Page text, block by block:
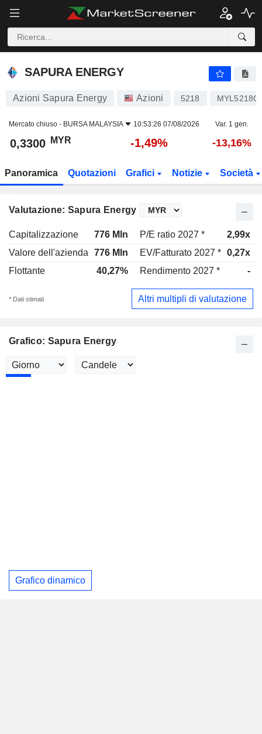
SAPURA ENERGY
SAPURA ENERGY
Azioni Sapura Energy Azioni 5218
Mercato chiuso - BURSA MALAYSIA 10:53:26 07/08/2026 Var. 1 gen.
0,3300 MYR -1,49% -13,16%
Panoramica Quotazioni Grafici Notizie Società
Valutazione: Sapura Energy
Capitalizzazione 776 Mln P/E ratio 2027 *
2,99x
Valore dell'azienda
776 Mln EV/Fatturato 2027 * 0,27x
Flottante
40,27% Rendimento 2027 * -
* Dati stimati Altri multipli di valutazione
Grafico: Sapura Energy
Grafico dinamico